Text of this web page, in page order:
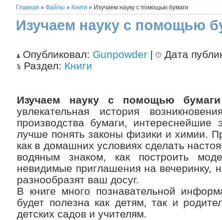
Главная » Файлы » Книги » Изучаем науку с помощью бумаги
Изучаем науку с помощью
Опубликовал: Gunpowder |
Дата
Раздел: Книги
Изучаем науку с помощью бумаги
увлекательная история
производства бумаги, интереснейшие
лучше понять законы физики и химии.
как в домашних условиях сделать
водяным знаком, как построить
невидимые приглашения на вечеринку,
разнообразят ваш досуг.
В книге много познавательной
будет полезна как детям, так и
детских садов и учителям.